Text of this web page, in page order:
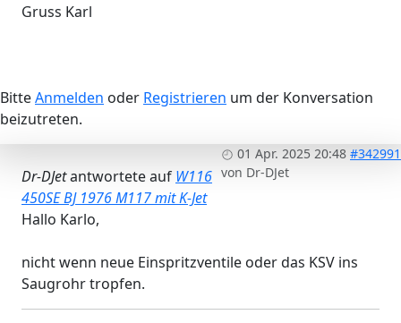
Gruss Karl
BitteAnmelden oder Registrieren um der Konversation
beizutreten.
01 Apr. 2025 20:48 #342991
von Dr-DJet
Dr-DJetantwortete auf W116
450SE BJ 1976 M117 mit K-Jet
Hallo Karlo,
nicht wenn neue Einspritzventile oder das KSV ins
Saugrohr tropfen.